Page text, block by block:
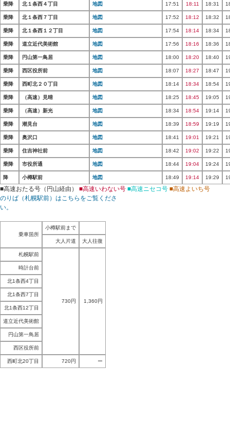
乗降 北１条西４丁目 地図 17:51 18:11 18:31
乗降 北１条西７丁目 地図 17:52 18:12 18:32
乗降 北１条西１２丁目 地図 17:54 18:14 18:34
乗降 道立近代美術館 地図 17:56 18:16 18:36
乗降 円山第一鳥居 地図 18:00 18:20 18:40
乗降 西区役所前 地図 18:07 18:27 18:47
乗降 西町北２０丁目 地図 18:14 18:34 18:54
乗降 （高速）見晴 地図 18:25 18:45 19:05
乗降 （高速）新光 地図 18:34 18:54 19:14
乗降 潮見台 地図 18:39 18:59 19:19
乗降 奥沢口 地図 18:41 19:01 19:21
乗降 住吉神社前 地図 18:42 19:02 19:22
乗降 市役所通 地図 18:44 19:04 19:24
降 小樽駅前 地図 18:49 19:14 19:29
■高速おたる号（円山経由） ■高速いわない号 ■高速ニセコ号 ■高速よいち号
のりば（札幌駅前）はこちらをご覧くださ
い。
乗車箇所
小樽駅前まで
大人片道 大人往復
札幌駅前
730円 1,360円
時計台前
北1条西4丁目
北1条西7丁目
北1条西12丁目
道立近代美術館
円山第一鳥居
西区役所前
西町北20丁目 720円 ー